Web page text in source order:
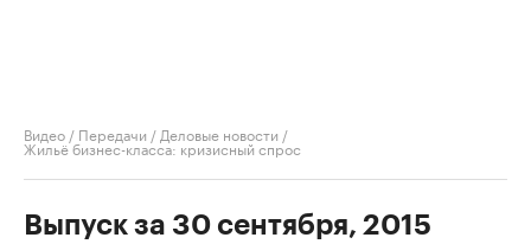
Видео / Передачи / Деловые новости /
Жильё бизнес-класса: кризисный спрос
Выпуск за 30 сентября, 2015